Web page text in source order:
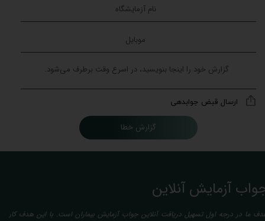
گزارش خطا
ارسال قبض جوابدهی
آزمایش آنلاین
ما در درجه اول تسهیل دریافت آنلاین جواب آزمایش بیماران است. با این هدف کار